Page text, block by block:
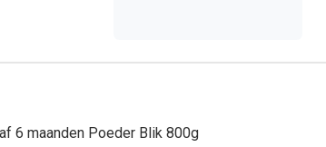
6 maanden Poeder Blik 800g